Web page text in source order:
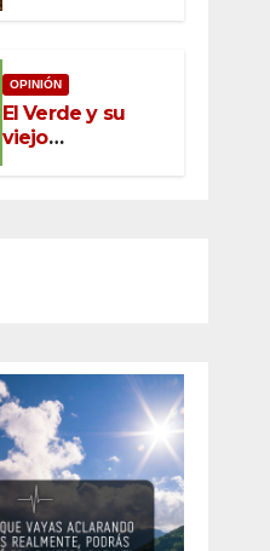
OPINIÓN
El Verde y su
viejo
oportunismo